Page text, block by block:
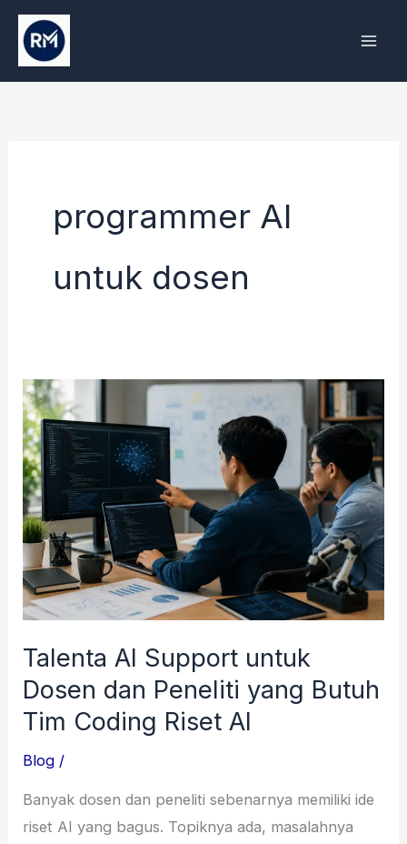
Skip
content
programmer AI
untuk dosen
Talenta AI Support untuk
Dosen dan Peneliti yang Butuh
Tim Coding Riset AI
Blog /
Banyak dosen dan peneliti sebenarnya memiliki ide
riset AI yang bagus. Topiknya ada, masalahnya
Talenta
AI
Support
untuk
Dosen
dan
Peneliti
yang
Butuh
Coding
Riset
AI